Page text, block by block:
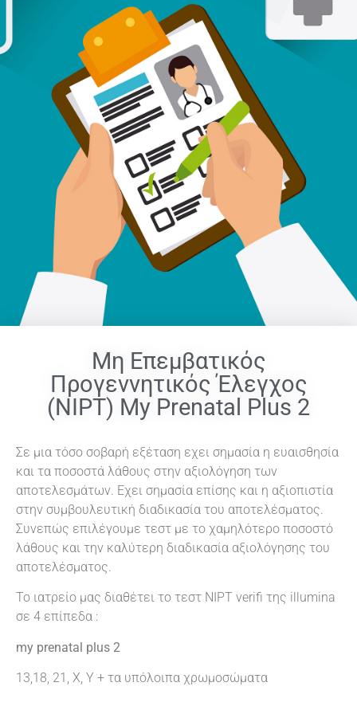
Μη Επεμβατικός
Προγεννητικός Έλεγχος
(ΝΙPT) My Prenatal Plus 2
Σε μια τόσο σοβαρή εξέταση εχει σημασία η ευαισθησία
και τα ποσοστά λάθους στην αξιολόγηση των
αποτελεσμάτων. Εχει σημασία επίσης και η αξιοπιστία
στην συμβουλευτική διαδικασία του αποτελέσματος.
Συνεπώς επιλέγουμε τεστ με το χαμηλότερο ποσοστό
λάθους και την καλύτερη διαδικασία αξιολόγησης του
αποτελέσματος.
Το ιατρείο μας διαθέτει το τεστ ΝΙPT verifi της illumina
σε 4 επίπεδα :
my prenatal plus 2
13,18, 21, Χ, Υ + τα υπόλοιπα χρωμοσώματα